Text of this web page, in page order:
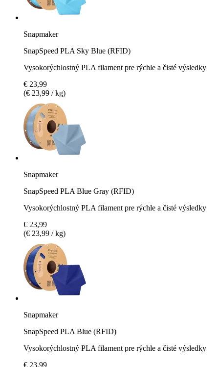
Snapmaker
SnapSpeed PLA Sky Blue (RFID)
Vysokorýchlostný PLA filament pre rýchle a čisté výsledky
€ 23,99
(€ 23,99 / kg)
Snapmaker
SnapSpeed PLA Blue Gray (RFID)
Vysokorýchlostný PLA filament pre rýchle a čisté výsledky
€ 23,99
(€ 23,99 / kg)
Snapmaker
SnapSpeed PLA Blue (RFID)
Vysokorýchlostný PLA filament pre rýchle a čisté výsledky
€ 23,99